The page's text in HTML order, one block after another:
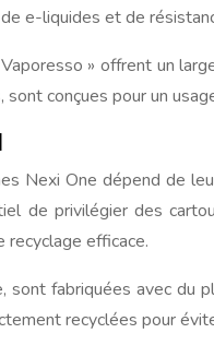
e-liquides et de
» offrent un
conçues pour un
Nexi One dépend de
de privilégier des
efficace.
sont fabriquées avec du
recyclées pour